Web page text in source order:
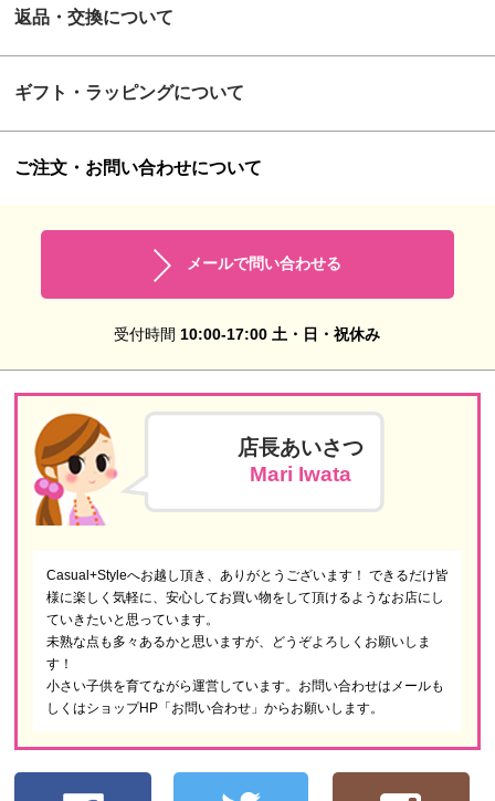
返品・交換について
ギフト・ラッピングについて
ご注文・お問い合わせについて
メールで問い合わせる
受付時間 10:00-17:00 土・日・祝休み
店長あいさつ
Mari Iwata
Casual+Styleへお越し頂き、ありがとうございます！ できるだけ皆
様に楽しく気軽に、安心してお買い物をして頂けるようなお店にし
ていきたいと思っています。
未熟な点も多々あるかと思いますが、どうぞよろしくお願いしま
す！
小さい子供を育てながら運営しています。お問い合わせはメールも
しくはショップHP「お問い合わせ」からお願いします。